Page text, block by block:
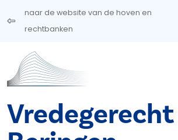
Overslaan en naar de inhoud gaan
naar de website van de hoven en
rechtbanken
Vredegerecht